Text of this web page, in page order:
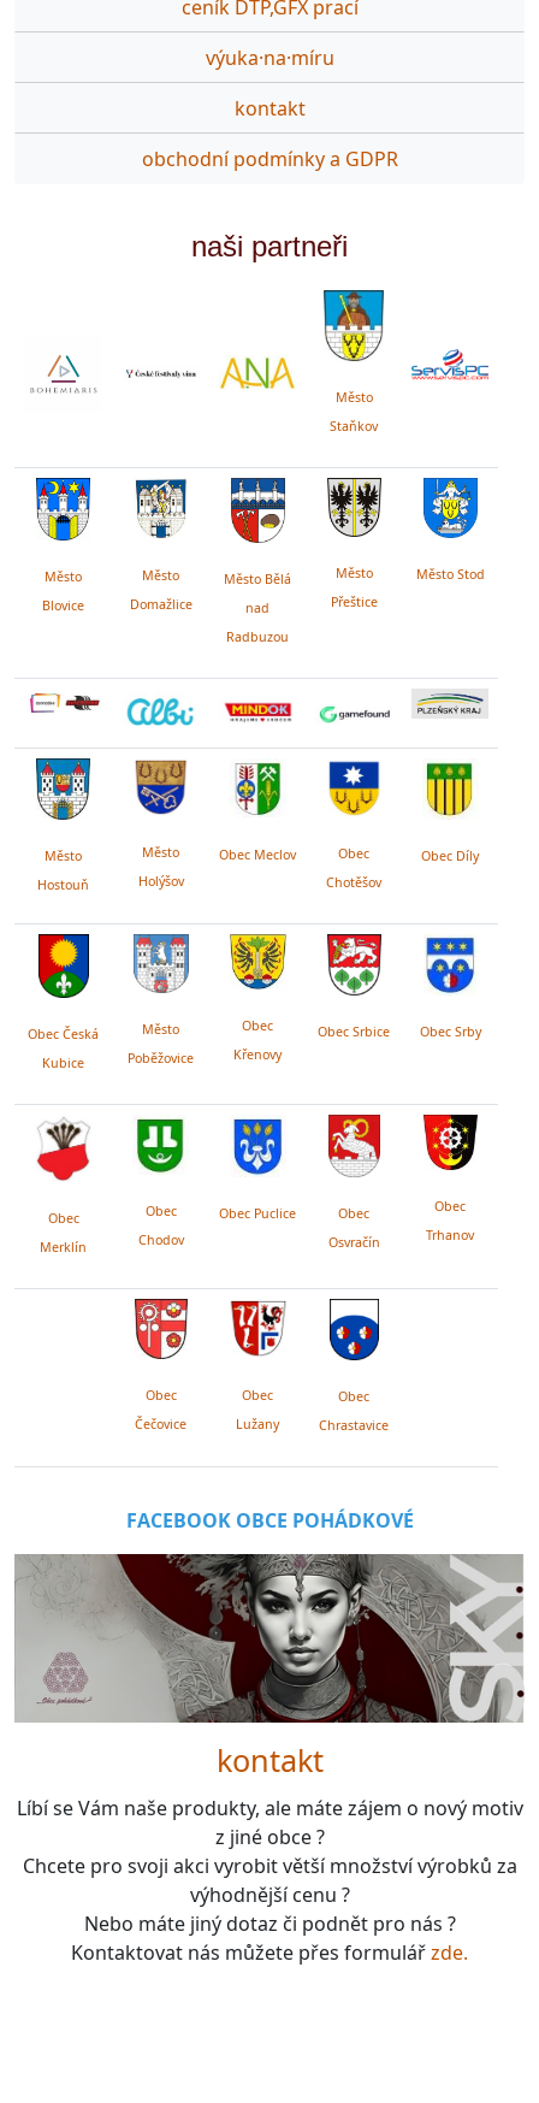
ceník DTP,GFX prací
výuka·na·míru
kontakt
obchodní podmínky a GDPR
naši partneři
Město
Staňkov
Město
Blovice
Město
Domažlice
Město Bělá
nad
Radbuzou
Město
Přeštice
Město Stod
Město
Hostouň
Město
Holýšov
Obec Meclov
Obec
Chotěšov
Obec Díly
Obec Česká
Kubice
Město
Poběžovice
Obec
Křenovy
Obec Srbice Obec Srby
Obec
Merklín
Obec
Chodov
Obec Puclice
Obec
Osvračín
Obec
Trhanov
Obec
Čečovice
Obec
Lužany
Obec
Chrastavice
FACEBOOK OBCE POHÁDKOVÉ
kontakt
Líbí se Vám naše produkty, ale máte zájem o nový motiv
z jiné obce ?
Chcete pro svoji akci vyrobit větší množství výrobků za
výhodnější cenu ?
Nebo máte jiný dotaz či podnět pro nás ?
Kontaktovat nás můžete přes formulářzde.